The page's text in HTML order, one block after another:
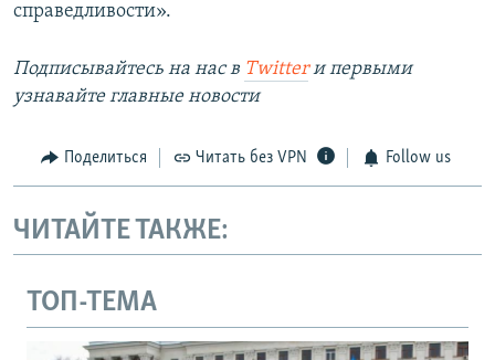
справедливости».
Подписывайтесь на наc в Twitterи первыми
узнавайте главные новости
Поделиться Читать без VPN Follow us
ЧИТАЙТЕ ТАКЖЕ:
ТОП-ТЕМА